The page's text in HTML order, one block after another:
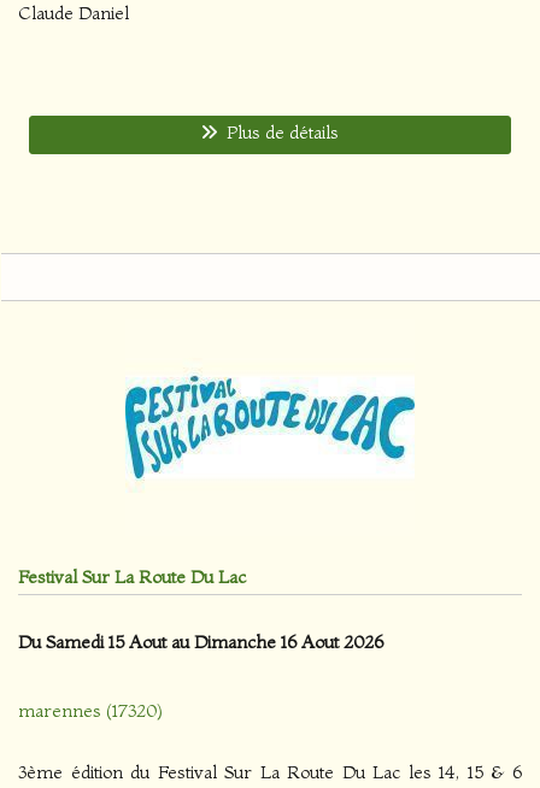
Claude Daniel
Plus de détails
Festival Sur La Route Du Lac
Du Samedi 15 Aout au Dimanche 16 Aout 2026
marennes (17320)
3ème édition du Festival Sur La Route Du Lac les 14, 15 & 6